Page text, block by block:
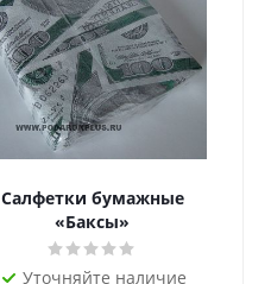
Салфетки бумажные
«Баксы»
Уточняйте наличие